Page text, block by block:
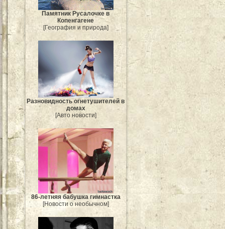
Памятник Русалочке в
Копенгагене
[География и природа]
Разновидность огнетушителей в
домах
[Авто новости]
86-летняя бабушка гимнастка
[Новости о необычном]